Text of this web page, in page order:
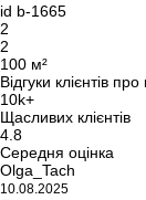
id b-1665
2
2
100 м²
Відгуки клієнтів
10k+
Щасливих клієнтів
4.8
Середня оцінка
Olga_Tach
10.08.2025